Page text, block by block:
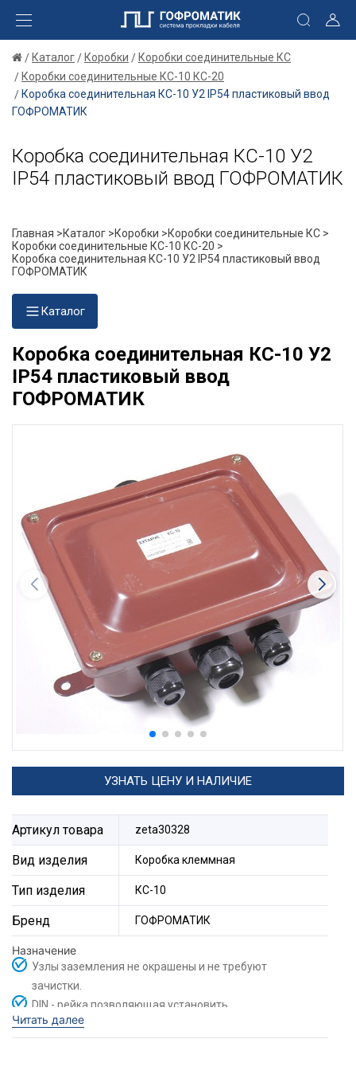
Каталог Коробки
Коробки соединительные КС
Коробки соединительные КС-10 КС-20
Коробка соединительная КС-10 У2 IP54 пластиковый ввод
ГОФРОМАТИК
Коробка соединительная КС-10 У2
IP54 пластиковый ввод ГОФРОМАТИК
Главная >Каталог >Коробки >Коробки соединительные КС >
Коробки соединительные КС-10 КС-20 >
Коробка соединительная КС-10 У2 IP54 пластиковый ввод
ГОФРОМАТИК
Каталог
Коробка соединительная КС-10 У2
IP54 пластиковый ввод
ГОФРОМАТИК
УЗНАТЬ ЦЕНУ И НАЛИЧИЕ
Артикул товара zeta30328
Вид изделия Коробка клеммная
Тип изделия КС-10
Бренд ГОФРОМАТИК
Назначение
Узлы заземления не окрашены и не требуют
зачистки.
DIN - рейка позволяющая установить
дополнительное оборудование.
Читать далее